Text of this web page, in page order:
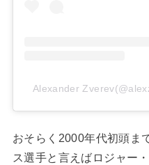
Alexander
おそらく2000年代初頭ま
ス選手と言えばロジャー